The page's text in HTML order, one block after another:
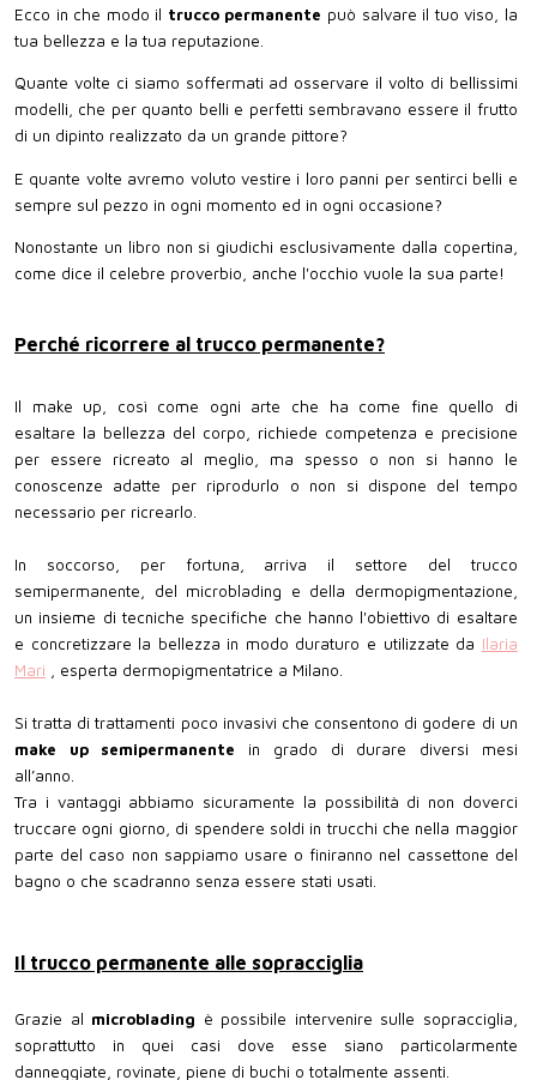
Ecco in che modo il trucco permanente può salvare il tuo viso, la
tua bellezza e la tua reputazione.
Quante volte ci siamo soffermati ad osservare il volto di bellissimi
modelli, che per quanto belli e perfetti sembravano essere il frutto
di un dipinto realizzato da un grande pittore?
E quante volte avremo voluto vestire i loro panni per sentirci belli e
sempre sul pezzo in ogni momento ed in ogni occasione?
Nonostante un libro non si giudichi esclusivamente dalla copertina,
come dice il celebre proverbio, anche l'occhio vuole la sua parte!
Perché ricorrere al trucco permanente?
Il make up, così come ogni arte che ha come fine quello di
esaltare la bellezza del corpo, richiede competenza e precisione
per essere ricreato al meglio, ma spesso o non si hanno le
conoscenze adatte per riprodurlo o non si dispone del tempo
necessario per ricrearlo.
In soccorso, per fortuna, arriva il settore del trucco
semipermanente, del microblading e della dermopigmentazione,
un insieme di tecniche specifiche che hanno l'obiettivo di esaltare
e concretizzare la bellezza in modo duraturo e utilizzate da Ilaria
Mari , esperta dermopigmentatrice a Milano.
Si tratta di trattamenti poco invasivi che consentono di godere di un
make up semipermanente in grado di durare diversi mesi
all’anno.
Tra i vantaggi abbiamo sicuramente la possibilità di non doverci
truccare ogni giorno, di spendere soldi in trucchi che nella maggior
parte del caso non sappiamo usare o finiranno nel cassettone del
bagno o che scadranno senza essere stati usati.
Il trucco permanente alle sopracciglia
Grazie al microblading è possibile intervenire sulle sopracciglia,
soprattutto in quei casi dove esse siano particolarmente
danneggiate, rovinate, piene di buchi o totalmente assenti.